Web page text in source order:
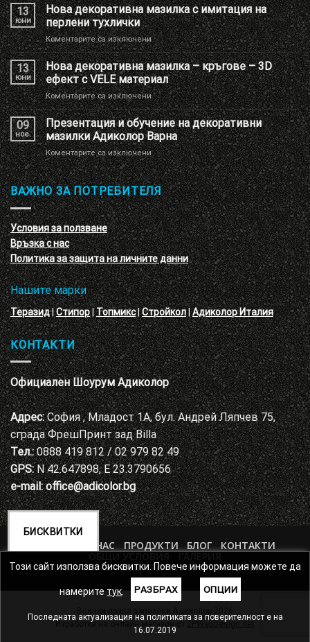
брандиране
на
Шоу
РУМ
Адиколор
13
юни
Нова декоративна мазилка с имитация на
перлени тухлички
Коментарите са изключениза
Нова
декоративна
мазилка
с
имитация
на
перлени
тухлички
13
юни
Нова декоративна мазилка – кръгове – 3D
ефект с VELE материал
Коментарите са изключениза
Нова
декоративна
мазилка
–
кръгове
–
3D
ефект
с
VELE
материал
09
ное.
Презентация и обучение на декоративни
мазилки Адиколор Варна
Коментарите са изключениза
Презентация
и
обучение
на
декоративни
мазилки
Адиколор
Варна
ВАЖНО ЗА ПОТРЕБИТЕЛЯ
Условия за ползване
Връзка с нас
Политика за защита на личните данни
Нашите марки
Теразид|Стипор|Топмикс|Стройкол|Адиколор Италия
КОНТАКТИ
Официален Шоурум Адиколор
Адрес:София , Младост 1А, бул. Андрей Ляпчев 75,
сграда ФрешПринт зад Billa
Тел.:0888 419 812 / 02 979 82 49
GPS:N 42.647898, E 23.3790656
e-mail: office@adicolor.bg
ЗА НАС ПРОДУКТИ БЛОГ
КОНТАКТИ
ПОЛИТИКА ЗА ЗАЩИТА НА ЛИЧНИТЕ ДАННИ
Изработка на онлайн магазин от
2PWebDesign.net
БИСКВИТКИ
Този сайт използва бисквитки. Повече информация можете да
намерите тук. РАЗБРАХ ОПЦИИ
Последната актуализация на политиката за поверителност е на
16.07.2019